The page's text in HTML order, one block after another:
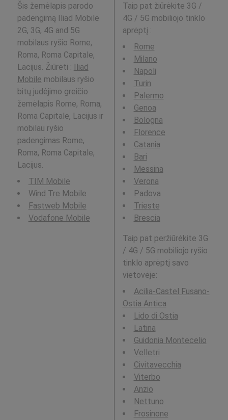
Šis žemėlapis parodo
padengimą Iliad Mobile
2G, 3G, 4G and 5G
mobilaus ryšio Rome,
Roma, Roma Capitale,
Lacijus. Žiūrėti : Iliad
Mobile mobilaus ryšio
bitų judėjimo greičio
žemėlapis Rome, Roma,
Roma Capitale, Lacijus ir
mobilau ryšio
padengimas Rome,
Roma, Roma Capitale,
Lacijus.
TIM Mobile
Wind Tre Mobile
Fastweb Mobile
Vodafone Mobile
Taip pat žiūrėkite 3G /
4G / 5G mobiliojo tinklo
aprėptį :
Rome
Milano
Napoli
Turin
Palermo
Genoa
Bologna
Florence
Catania
Bari
Messina
Verona
Padova
Trieste
Brescia
Taip pat peržiūrėkite 3G
/ 4G / 5G mobiliojo ryšio
tinklo aprėptį savo
vietovėje:
Acilia-Castel Fusano-
Ostia Antica
Lido di Ostia
Latina
Guidonia Montecelio
Velletri
Civitavecchia
Viterbo
Anzio
Nettuno
Frosinone